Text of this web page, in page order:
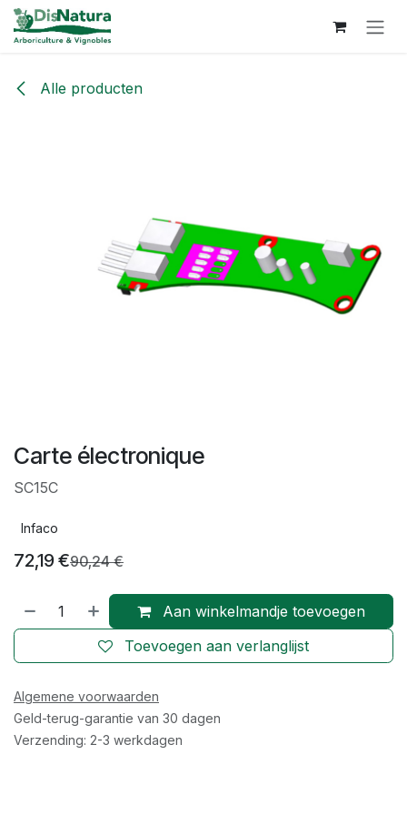
Overslaan naar inhoud
Alle producten
Carte électronique
SC15C
Infaco
72,19€90,24€
Aan winkelmandje toevoegen
Toevoegen aan verlanglijst
Algemene voorwaarden
Geld-terug-garantie van 30 dagen
Verzending: 2-3 werkdagen